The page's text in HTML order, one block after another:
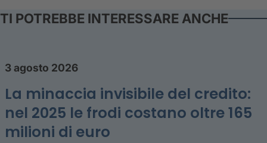
TI POTREBBE INTERESSARE ANCHE
3 agosto 2026
La minaccia invisibile del credito:
nel 2025 le frodi costano oltre 165
milioni di euro